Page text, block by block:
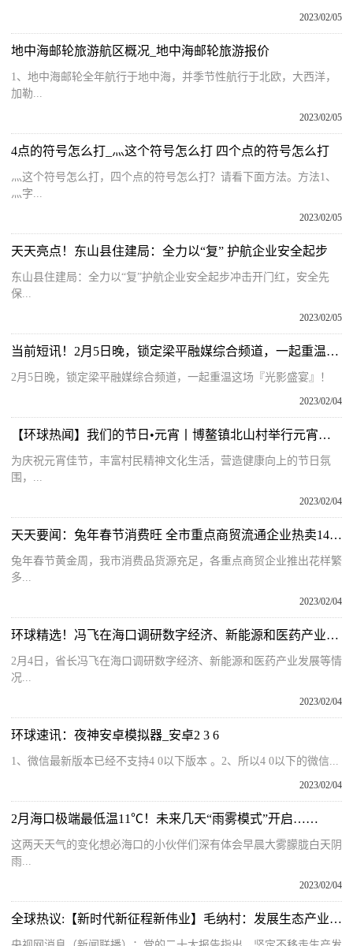
2023/02/05
地中海邮轮旅游航区概况_地中海邮轮旅游报价
1、地中海邮轮全年航行于地中海，并季节性航行于北欧，大西洋，
加勒...
2023/02/05
4点的符号怎么打_灬这个符号怎么打 四个点的符号怎么打
灬这个符号怎么打，四个点的符号怎么打？请看下面方法。方法1、
灬字...
2023/02/05
天天亮点！东山县住建局：全力以“复” 护航企业安全起步
东山县住建局：全力以“复”护航企业安全起步冲击开门红，安全先
保...
2023/02/05
当前短讯！2月5日晚，锁定梁平融媒综合频道，一起重温这场『光影盛宴』！
2月5日晚，锁定梁平融媒综合频道，一起重温这场『光影盛宴』！
2023/02/04
【环球热闻】我们的节日•元宵丨博鳌镇北山村举行元宵联欢晚会
为庆祝元宵佳节，丰富村民精神文化生活，营造健康向上的节日氛
围，...
2023/02/04
天天要闻：兔年春节消费旺 全市重点商贸流通企业热卖14.5亿元
兔年春节黄金周，我市消费品货源充足，各重点商贸企业推出花样繁
多...
2023/02/04
环球精选！冯飞在海口调研数字经济、新能源和医药产业发展等情况
2月4日，省长冯飞在海口调研数字经济、新能源和医药产业发展等情
况...
2023/02/04
环球速讯：夜神安卓模拟器_安卓2 3 6
1、微信最新版本已经不支持4 0以下版本 。2、所以4 0以下的微信...
2023/02/04
2月海口极端最低温11℃！未来几天“雨雾模式”开启……
这两天天气的变化想必海口的小伙伴们深有体会早晨大雾朦胧白天阴
雨...
2023/02/04
全球热议:【新时代新征程新伟业】毛纳村：发展生态产业 助力乡村振兴